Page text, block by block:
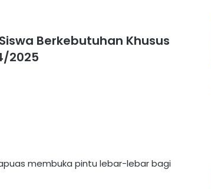
Berkebutuhan Khusus
2025
membuka pintu lebar-lebar bagi